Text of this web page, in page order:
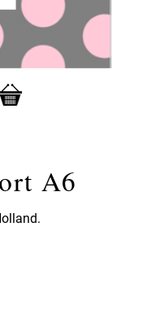
A6